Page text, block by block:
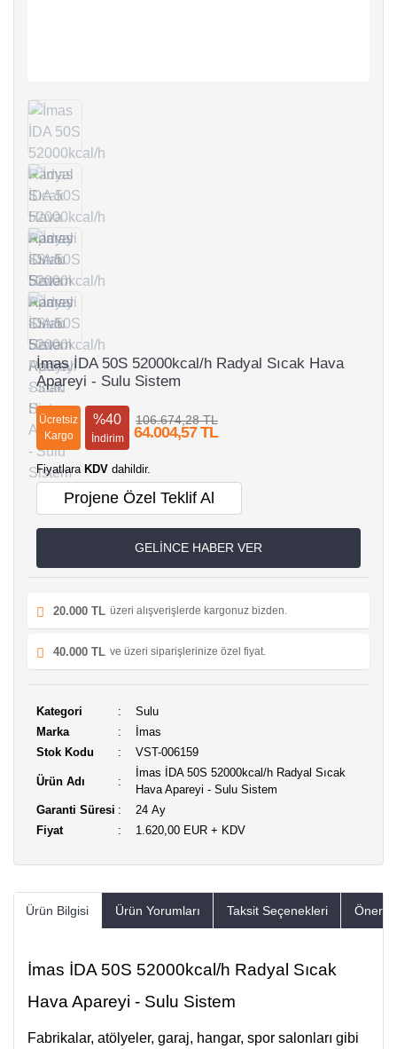
İmas İDA 50S 52000kcal/h Radyal Sıcak Hava
Apareyi - Sulu Sistem
Ücretsiz
Kargo
%40
İndirim
106.674,28 TL
64.004,57 TL
Fiyatlara KDV dahildir.
Projene Özel Teklif Al
GELİNCE HABER VER
20.000 TL üzeri alışverişlerde kargonuz bizden.
40.000 TL ve üzeri siparişlerinize özel fiyat.
Kategori
Sulu
Marka
İmas
Stok Kodu
VST-006159
Ürün Adı
İmas İDA 50S 52000kcal/h Radyal Sıcak
Hava Apareyi - Sulu Sistem
Garanti Süresi
24 Ay
Fiyat
1.620,00 EUR + KDV
Ürün Bilgisi Ürün Yorumları Taksit Seçenekleri
İmas İDA 50S 52000kcal/h Radyal Sıcak
Hava Apareyi - Sulu Sistem
Fabrikalar, atölyeler, garaj, hangar, spor salonları gibi